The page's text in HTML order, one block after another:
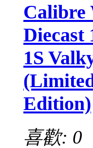
Calibre
Diecast
1S
Edition)
喜歡: 0